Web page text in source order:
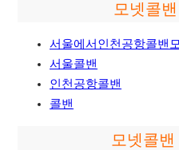
모넷콜
서울에서인천공항콜밴
서울콜밴
인천공항콜밴
콜밴
모넷콜